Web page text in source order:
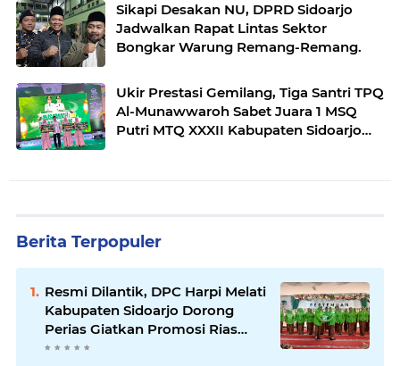
Sikapi Desakan NU, DPRD Sidoarjo
Jadwalkan Rapat Lintas Sektor
Bongkar Warung Remang-Remang.
Ukir Prestasi Gemilang, Tiga Santri TPQ
Al-Munawwaroh Sabet Juara 1 MSQ
Putri MTQ XXXII Kabupaten Sidoarjo
Berita Terpopuler
Resmi Dilantik, DPC Harpi Melati
Kabupaten Sidoarjo Dorong
Perias Giatkan Promosi Rias
Penganten Putri Jenggolo.